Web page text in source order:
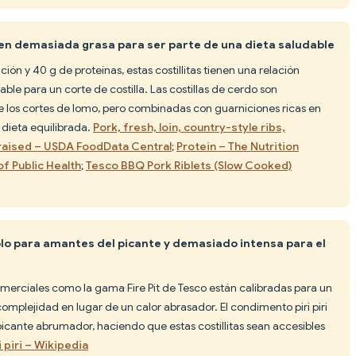
demasiada grasa para ser parte de una dieta saludable
y 40 g de proteínas, estas costillitas tienen una relación
para un corte de costilla. Las costillas de cerdo son
cortes de lomo, pero combinadas con guarniciones ricas en
equilibrada. Pork, fresh, loin, country-style ribs,
– USDA FoodData Central; Protein – The Nutrition
Public Health;Tesco BBQ Pork Riblets (Slow Cooked)
para amantes del picante y demasiado intensa para el
como la gama Fire Pit de Tesco están calibradas para un
en lugar de un calor abrasador. El condimento piri piri
abrumador, haciendo que estas costillitas sean accesibles
piri – Wikipedia